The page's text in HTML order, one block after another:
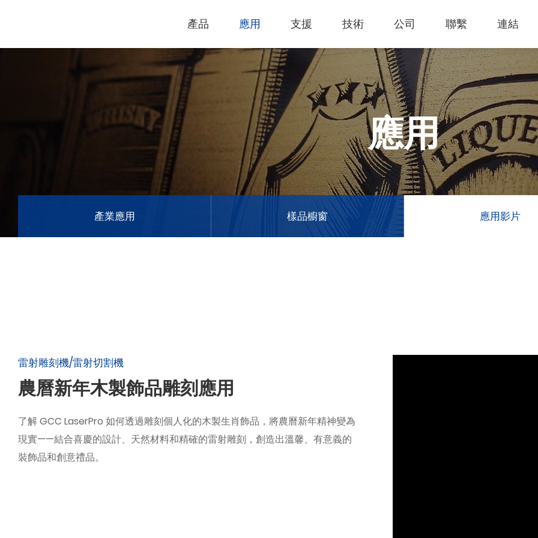
產品
電腦割字機 雷射雕刻機
雷射打標機
應用
熱門應用
薄膜切割
玻璃
禮贈品
首飾
塑料
印章
陳列展示
支援
技術支援
下載專區
產品終止政策
過保固服務
技術
知識專區
產品影片
雷射雕刻
公司
關於我們
經營理念
創新技術
客戶服務
里程
全部
公司
產品
榮譽和認証 新聞
最新
參展訊
聯繫
客戶服務
成為代理商
產品諮詢
其他問題
GCC 聯絡資訊
聯繫我們
連結
Financing Service
GCC Web Shop
GCC Club
代理商入口
公司概況
公司治理
股東訊息
財務報表
利害關係
ESG永續
應用
產業應用 樣品櫥窗 應用影片
雷射雕刻機/雷射切割機
農曆新年木製飾品雕刻應用
了解 GCC LaserPro 如何透過雕刻個人化的木製生肖飾品，將農曆新年精神變為
現實——結合喜慶的設計、天然材料和精確的雷射雕刻，創造出​​溫馨、有意義的
裝飾品和創意禮品。